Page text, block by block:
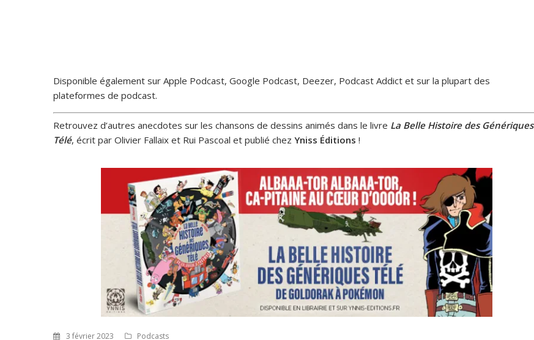
Disponible également sur Apple Podcast, Google Podcast, Deezer, Podcast Addict et sur la plupart des
plateformes de podcast.
Retrouvez d’autres anecdotes sur les chansons de dessins animés dans le livre La Belle Histoire des Génériques
Télé, écrit par Olivier Fallaix et Rui Pascoal et publié chez Yniss Éditions !
3 février 2023
Podcasts